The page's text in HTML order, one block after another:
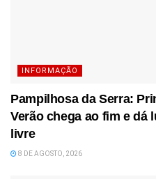
INFORMAÇÃO
Pampilhosa da Serra:
Verão chega ao fim e dá
livre
8 DE AGOSTO, 2026